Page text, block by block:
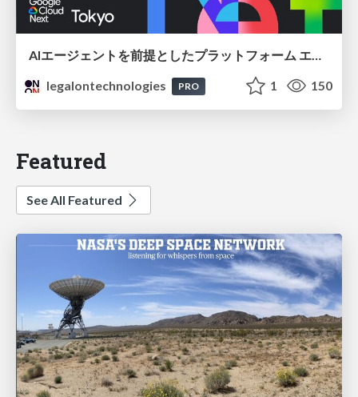
AIエージェントを前提としたプラットフォーム エンジニアリング：GKEで作るAgent-Ready Golden Path
legalontechnologies
PRO 1 150
Featured
See All Featured